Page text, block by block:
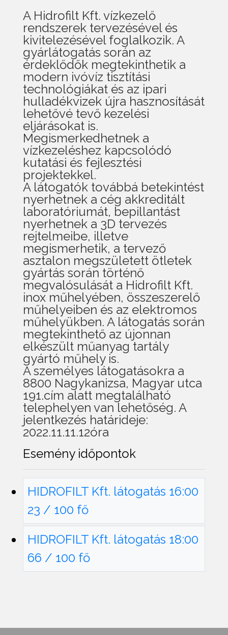
A Hidrofilt Kft. vízkezelő
rendszerek tervezésével és
kivitelezésével foglalkozik. A
gyárlátogatás során az
érdeklődők megtekinthetik a
modern ivóvíz tisztítási
technológiákat és az ipari
hulladékvizek újra hasznosítását
lehetővé tevő kezelési
eljárásokat is.
Megismerkedhetnek a
vízkezeléshez kapcsolódó
kutatási és fejlesztési
projektekkel.
A látogatók továbbá betekintést
nyerhetnek a cég akkreditált
laboratóriumát, bepillantást
nyerhetnek a 3D tervezés
rejtelmeibe, illetve
megismerhetik, a tervező
asztalon megszületett ötletek
gyártás során történő
megvalósulását a Hidrofilt Kft.
inox műhelyében, összeszerelő
műhelyeiben és az elektromos
műhelyükben. A látogatás során
megtekinthető az újonnan
elkészült műanyag tartály
gyártó műhely is.
A személyes látogatásokra a
8800 Nagykanizsa, Magyar utca
191.cím alatt megtalálható
telephelyen van lehetőség. A
jelentkezés határideje:
2022.11.11.12óra
Esemény időpontok
HIDROFILT Kft. látogatás 16:00
23 / 100 fő
HIDROFILT Kft. látogatás 18:00
66 / 100 fő